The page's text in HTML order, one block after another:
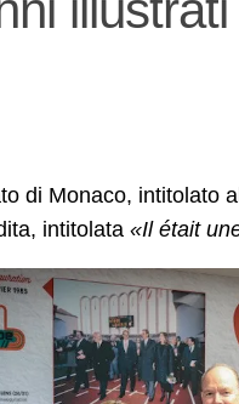
di Monaco, intitolato
intitolata «Il était